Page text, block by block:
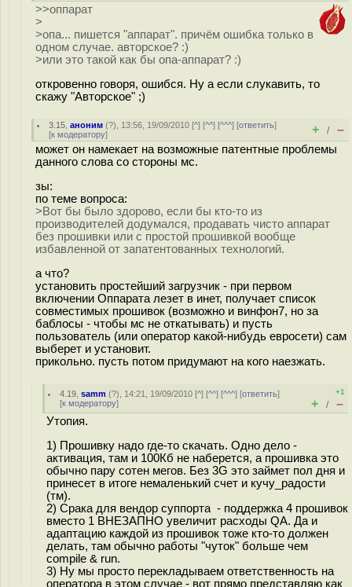
>>оппарат
>
>опа... пишется "аппарат". причём ошибка только в
одном случае. авторское? :)
>или это такой как бы опа-аппарат? :)
откровенно говоря, ошибся. Ну а если слукавить, то
скажу "Авторское" ;)
3.15 ,аноним (?), 13:56, 19/09/2010 [^] [^^] [^^^] [ответить]
[к модератору] + / –
может он намекает на возможные патентные проблемы
данного слова со стороны мс.
зы:
по теме вопроса:
>Вот бы было здорово, если бы кто-то из
производителей додумался, продавать чисто аппарат
без прошивки или с простой прошивкой вообще
избавленной от запатентованных технологий.
а что?
установить простейший загрузчик - при первом
включении Оппарата лезет в инет, получает список
совместимых прошивок (возможно и винфон7, но за
баблосы - чтобы мс не откатывать) и пусть
пользователь (или оператор какой-нибудь евросети) сам
выберет и установит.
прикольно. пусть потом придумают на кого наезжать.
4.19 ,samm (?), 14:21, 19/09/2010 [^] [^^] [^^^] [ответить]
[к модератору]
+1
+ / –
Утопия.
1) Прошивку надо где-то скачать. Одно дело -
активация, там и 100Кб не наберется, а прошивка это
обычно пару сотен мегов. Без 3G это займет пол дня и
принесет в итоге немаленький счет и кучу_радости
(тм).
2) Срака для вендор суппорта - поддержка 4 прошивок
вместо 1 ВНЕЗАПНО увеличит расходы QA. Да и
адаптацию каждой из прошивок тоже кто-то должен
делать, там обычно работы "чуток" больше чем
compile & run.
3) Ну мы просто перекладываем ответственность на
оператора в этом случае - вот прямо представляю как